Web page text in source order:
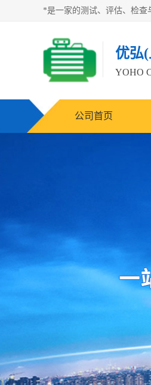
优弘
YOHO
公司首页